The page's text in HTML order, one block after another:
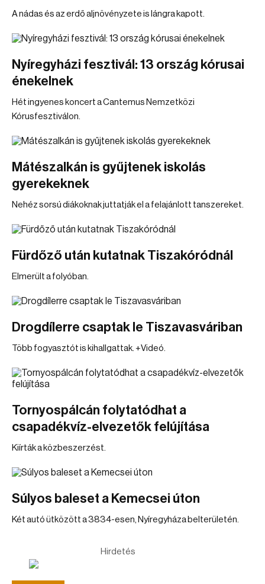
A nádas és az erdő aljnövényzete is lángra kapott.
Nyíregyházi fesztivál: 13 ország kórusai
énekelnek
Hét ingyenes koncert a Cantemus Nemzetközi
Kórusfesztiválon.
Mátészalkán is gyűjtenek iskolás
gyerekeknek
Nehéz sorsú diákoknak juttatják el a felajánlott tanszereket.
Fürdőző után kutatnak Tiszakóródnál
Elmerült a folyóban.
Drogdílerre csaptak le Tiszavasváriban
Több fogyasztót is kihallgattak. +Videó.
Tornyospálcán folytatódhat a
csapadékvíz-elvezetők felújítása
Kiírták a közbeszerzést.
Súlyos baleset a Kemecsei úton
Két autó ütközött a 3834-esen, Nyíregyháza belterületén.
Hirdetés